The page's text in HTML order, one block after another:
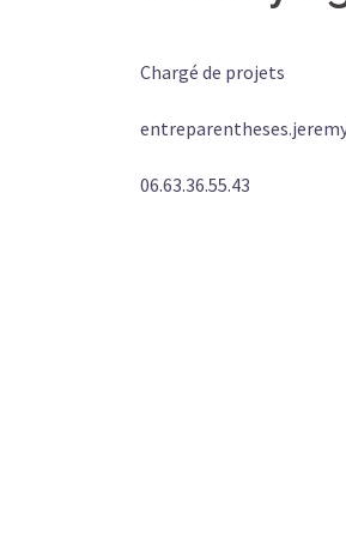
Chargé de projets
06.63.36.55.43